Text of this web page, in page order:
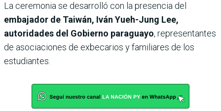
La ceremonia se desarrolló con la presencia del
embajador de Taiwán, Iván Yueh-Jung Lee,
autoridades del Gobierno paraguayo, representantes
de asociaciones de exbecarios y familiares de los
estudiantes.